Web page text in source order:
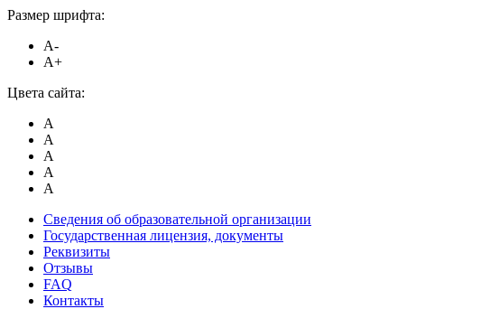
Размер шрифта:
A-
A+
Цвета сайта:
A
A
A
A
A
Сведения об образовательной организации
Государственная лицензия, документы
Реквизиты
Отзывы
FAQ
Контакты